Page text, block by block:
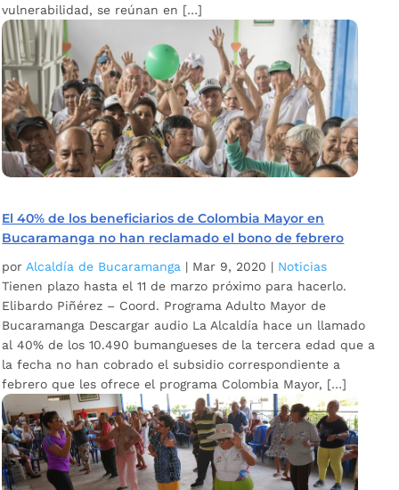
vulnerabilidad, se reúnan en […]
El 40% de los beneficiarios de Colombia Mayor en
Bucaramanga no han reclamado el bono de febrero
por Alcaldía de Bucaramanga | Mar 9, 2020 | Noticias
Tienen plazo hasta el 11 de marzo próximo para hacerlo.
Elibardo Piñérez – Coord. Programa Adulto Mayor de
Bucaramanga Descargar audio La Alcaldía hace un llamado
al 40% de los 10.490 bumangueses de la tercera edad que a
la fecha no han cobrado el subsidio correspondiente a
febrero que les ofrece el programa Colombia Mayor, […]